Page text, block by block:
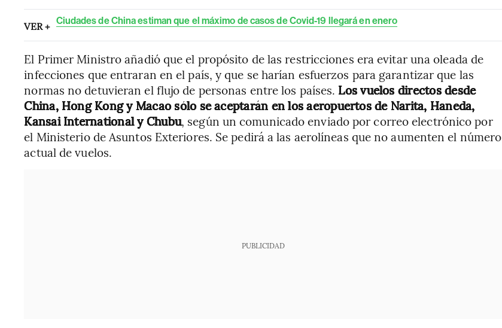
VER + Ciudades de China estiman que el máximo de casos de Covid-19 llegará en enero
El Primer Ministro añadió que el propósito de las restricciones era evitar una oleada de
infecciones que entraran en el país, y que se harían esfuerzos para garantizar que las
normas no detuvieran el flujo de personas entre los países. Los vuelos directos desde
China, Hong Kong y Macao sólo se aceptarán en los aeropuertos de Narita, Haneda,
Kansai International y Chubu, según un comunicado enviado por correo electrónico por
el Ministerio de Asuntos Exteriores. Se pedirá a las aerolíneas que no aumenten el número
actual de vuelos.
PUBLICIDAD